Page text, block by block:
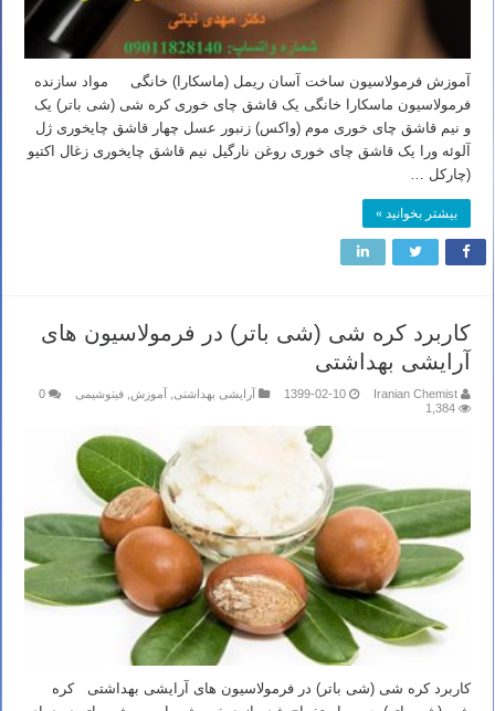
آموزش فرمولاسیون ساخت آسان ریمل (ماسکارا) خانگی مواد سازنده
فرمولاسیون ماسکارا خانگی یک قاشق چای خوری کره شی (شی باتر) یک
و نیم قاشق چای خوری موم (واکس) زنبور عسل چهار قاشق چایخوری ژل
آلوئه ورا یک قاشق چای خوری روغن نارگیل نیم قاشق چایخوری زغال اکتیو
(چارکل …
بیشتر بخوانید »
کاربرد کره شی (شی باتر) در فرمولاسیون های
آرایشی بهداشتی
Iranian Chemist
1399-02-10 آرایشی بهداشتی آموزش فیتوشیمی
0
1,384
کاربرد کره شی (شی باتر) در فرمولاسیون های آرایشی بهداشتی کره